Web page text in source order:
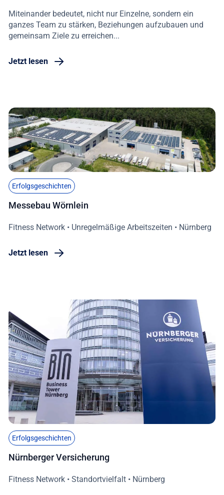
Miteinander bedeutet, nicht nur Einzelne, sondern ein
ganzes Team zu stärken, Beziehungen aufzubauen und
gemeinsam Ziele zu erreichen...
Jetzt lesen
Messebau Wörnlein
Erfolgsgeschichten
Fitness Network • Unregelmäßige Arbeitszeiten • Nürnberg
Jetzt lesen
Nürnberger Versicherung
Erfolgsgeschichten
Fitness Network • Standortvielfalt • Nürnberg